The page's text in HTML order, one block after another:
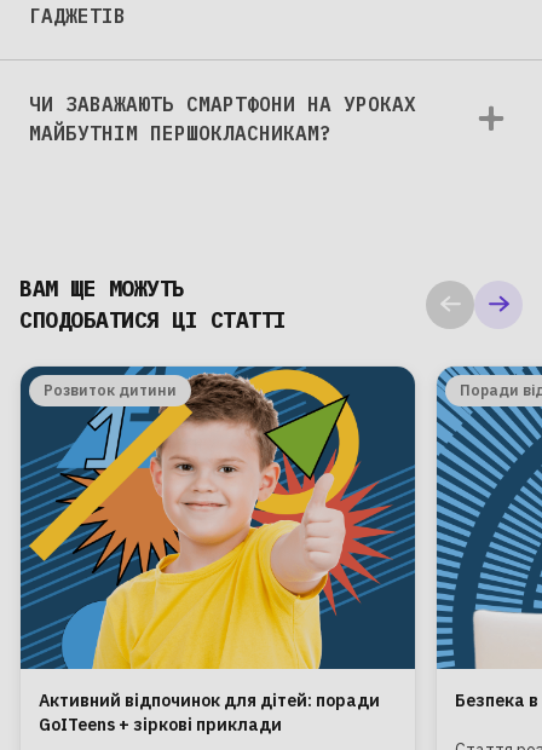
ГАДЖЕТІВ
ЧИ ЗАВАЖАЮТЬ СМАРТФОНИ НА УРОКАХ
МАЙБУТНІМ ПЕРШОКЛАСНИКАМ?
ВАМ ЩЕ МОЖУТЬ
СПОДОБАТИСЯ ЦІ СТАТТІ
Розвиток дитини
Активний відпочинок для дітей: поради
GoITeens + зіркові приклади
Поради
Безпека в